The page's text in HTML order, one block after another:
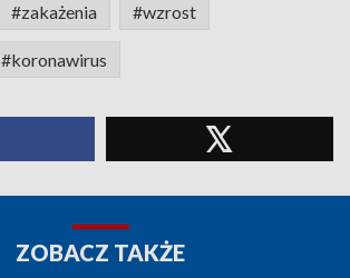
#zakażenia #wzrost
#koronawirus
ZOBACZ TAKŻE